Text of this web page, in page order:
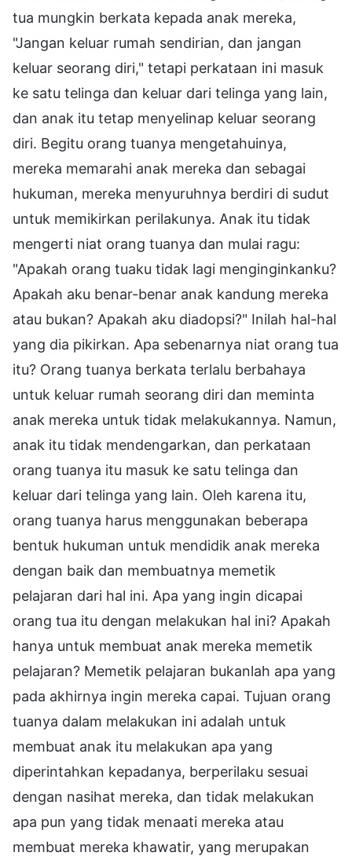
tua mungkin berkata kepada anak mereka,
"Jangan keluar rumah sendirian, dan jangan
keluar seorang diri," tetapi perkataan ini masuk
ke satu telinga dan keluar dari telinga yang lain,
dan anak itu tetap menyelinap keluar seorang
diri. Begitu orang tuanya mengetahuinya,
mereka memarahi anak mereka dan sebagai
hukuman, mereka menyuruhnya berdiri di sudut
untuk memikirkan perilakunya. Anak itu tidak
mengerti niat orang tuanya dan mulai ragu:
"Apakah orang tuaku tidak lagi menginginkanku?
Apakah aku benar-benar anak kandung mereka
atau bukan? Apakah aku diadopsi?" Inilah hal-hal
yang dia pikirkan. Apa sebenarnya niat orang tua
itu? Orang tuanya berkata terlalu berbahaya
untuk keluar rumah seorang diri dan meminta
anak mereka untuk tidak melakukannya. Namun,
anak itu tidak mendengarkan, dan perkataan
orang tuanya itu masuk ke satu telinga dan
keluar dari telinga yang lain. Oleh karena itu,
orang tuanya harus menggunakan beberapa
bentuk hukuman untuk mendidik anak mereka
dengan baik dan membuatnya memetik
pelajaran dari hal ini. Apa yang ingin dicapai
orang tua itu dengan melakukan hal ini? Apakah
hanya untuk membuat anak mereka memetik
pelajaran? Memetik pelajaran bukanlah apa yang
pada akhirnya ingin mereka capai. Tujuan orang
tuanya dalam melakukan ini adalah untuk
membuat anak itu melakukan apa yang
diperintahkan kepadanya, berperilaku sesuai
dengan nasihat mereka, dan tidak melakukan
apa pun yang tidak menaati mereka atau
membuat mereka khawatir, yang merupakan